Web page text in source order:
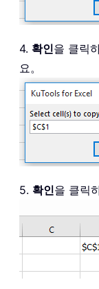
4. 확인을 클릭
요。
5. 확인을 클릭